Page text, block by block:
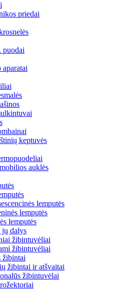
priedai
puodai
keptuvės
auklės
lemputės
lemputės
lemputės
dalys
žibintuvėliai
žibintuvėliai
žibintai
žibintai ir atšvaitai
žibintuvėlai